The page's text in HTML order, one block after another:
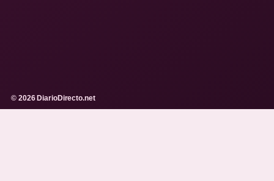
© 2026 DiarioDirecto.net